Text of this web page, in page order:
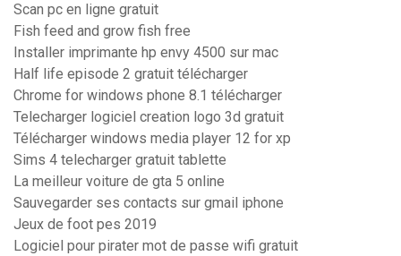
Scan pc en ligne gratuit
Fish feed and grow fish free
Installer imprimante hp envy 4500 sur mac
Half life episode 2 gratuit télécharger
Chrome for windows phone 8.1 télécharger
Telecharger logiciel creation logo 3d gratuit
Télécharger windows media player 12 for xp
Sims 4 telecharger gratuit tablette
La meilleur voiture de gta 5 online
Sauvegarder ses contacts sur gmail iphone
Jeux de foot pes 2019
Logiciel pour pirater mot de passe wifi gratuit